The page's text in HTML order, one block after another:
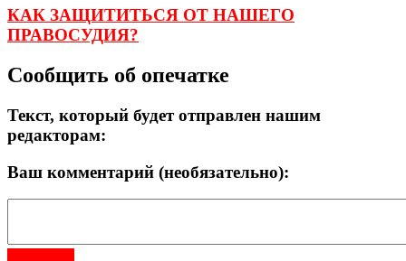
КАК ЗАЩИТИТЬСЯ ОТ НАШЕГО
ПРАВОСУДИЯ?
Сообщить об опечатке
Текст, который будет отправлен нашим
редакторам:
Ваш комментарий (необязательно):